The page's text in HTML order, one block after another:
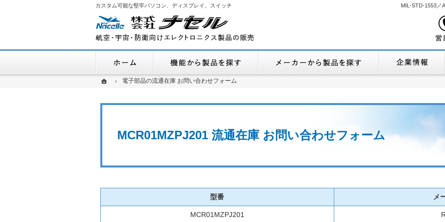
ホーム電子部品の流通在庫 お問い合わせフォーム
MCR01MZPJ201 流通在庫 お問い合わせフォーム
MIL-STD-1553／
カスタム可能な堅牢パソコン、ディスプレイ、スイッチ
型番 メ
MCR01MZPJ201
ホーム電子部品の流通在庫 お問い合わせフォーム